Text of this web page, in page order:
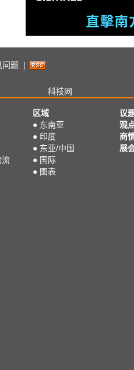
问题
科技网
流
区域
● 东南亚
● 印度
● 东亚/中国
● 国际
● 图表
议
观
商
展